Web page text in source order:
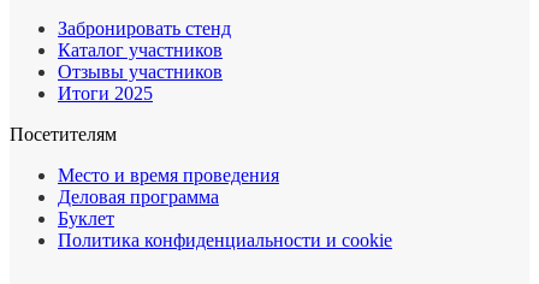
Забронировать стенд
Каталог участников
Отзывы участников
Итоги 2025
Посетителям
Место и время проведения
Деловая программа
Буклет
Политика конфиденциальности и cookie